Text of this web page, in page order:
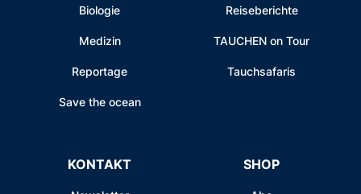
Biologie
Medizin
Reportage
Save the ocean
Reiseberichte
TAUCHEN on Tour
Tauchsafaris
KONTAKT SHOP